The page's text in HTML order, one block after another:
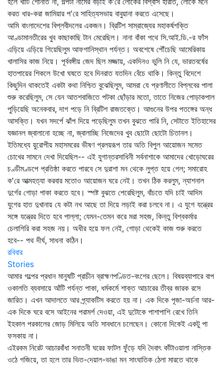
করত ধার-করা জামিয়ার প'রে সাহিত্যসভায় বাবুয়ানা করতে এসেছে।
আমি বাংলাদেশের বিপ্লবীদলের একজন। ব্রিটিশ সাম্রাজ্যের মহাকর্ষশক্তি
আণ্ডামানতীরের খুব কাছাকাছি টান মেরেছিল। নানা বাঁকা পথে সি.আই.ডি.-র ফাঁস
এড়িয়ে এড়িয়ে গিয়েছিলুম আফগানিস্থান পর্যন্ত। অবশেষে পৌঁচেছি আমেরিকায়
খালাসির কাজ নিয়ে। পূর্ববঙ্গীয় জেদ ছিল মজ্জায়, একদিনও ভুলি নি যে, ভারতবর্ষের
হাতপায়ের শিকলে উখো ঘষতে হবে দিনরাত যতদিন বেঁচে থাকি। কিন্তু বিদেশে
কিছুদিন থাকতেই একটা কথা নিশ্চিত বুঝেছিলুম, আমরা যে প্রণালীতে বিপ্লবের পালা
শুরু করেছিলুম, সে যেন আতশবাজিতে পটকা ছোঁড়ার মতো, তাতে নিজের পোড়াকপাল
পুড়িয়েছি অনেকবার, দাগ পড়ে নি ব্রিটিশ রাজতক্তে। আগুনের উপর পতঙ্গের অন্ধ
আসক্তি। যখন সদর্পে ঝাঁপ দিয়ে পড়েছিলুম তখন বুঝতে পারি নি, সেটাতে ইতিহাসের
যজ্ঞানল জ্বালানো হচ্ছে না, জ্বালাচ্ছি নিজেদের খুব ছোটো ছোটো চিতানল।
ইতিমধ্যে য়ুরোপীয় মহাসমরের ভীষণ প্রলয়রূপ তার অতি বিপুল আয়োজন সমেত
চোখের সামনে দেখা দিয়েছিল-- এই যুগান্তরসাধিনী সর্বনাশাকে আমাদের খোড়োঘরের
চণ্ডীমণ্ডপে প্রতিষ্ঠা করতে পারবে সে দুরাশা মন থেকে লুপ্ত হয়ে গেল; সমারোহ
ক'রে আত্মহত্যা করবার মতোও আয়োজন ঘরে নেই। তখন ঠিক করলুম, ন্যাশনাল
দুর্গের গোড়া পাকা করতে হবে। স্পষ্ট বুঝতে পেরেছিলুম, বাঁচতে যদি চাই আদিম
যুগের হাত দুখানায় যে কটা নখ আছে তা দিয়ে লড়াই করা চলবে না। এ যুগে যন্ত্রের
সঙ্গে যন্ত্রের দিতে হবে পাল্লা; যেমন-তেমন করে মরা সহজ, কিন্তু বিশ্বকর্মার
চেলাগিরি করা সহজ নয়। অধীর হয়ে ফল নেই, গোড়া থেকেই কাজ শুরু করতে
হবে-- পথ দীর্ঘ, সাধনা কঠিন।
রবিবার
Stories
আমার গল্পের প্রধান মানুষটি প্রাচীন ব্রাহ্মণপণ্ডিত-বংশের ছেলে। বিষয়ব্যাপারে বাপ
ওকালতি ব্যবসায়ে আঁটি পর্যন্ত পাকা, ধর্মকর্মে শাক্ত আচারের তীব্র জারক রসে
জারিত। এখন আদালতে আর প্র্যাকটিস করতে হয় না। এক দিকে পূজা-অর্চনা আর-
এক দিকে ঘরে বসে আইনের পরামর্শ দেওয়া, এই দুটোকে পাশাপাশি রেখে তিনি
ইহকাল পরকালের জোড় মিলিয়ে অতি সাবধানে চলেছেন। কোনো দিকেই একটু পা
ফসকায় না।
এইরকম নিরেট আচারবাঁধা সনাতনী ঘরের ফাটল ফুঁড়ে যদি দৈবাৎ কাঁটাওয়ালা নাস্তিক
ওঠে গজিয়ে, তা হলে তার ভিত-দেয়াল-ভাঙা মন সাংঘাতিক ঠেলা মারতে থাকে